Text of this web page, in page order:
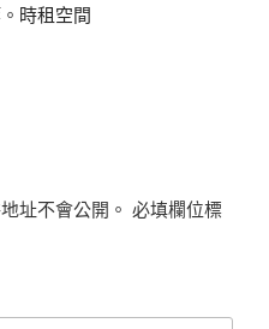
時租空間
址不會公開。 必填欄位標